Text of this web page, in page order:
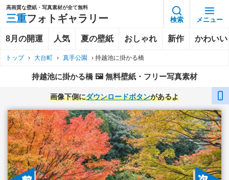
高画質な壁紙・写真素材が全て無料
三重フォトギャラリー 検索 メニュー
8月の開運 人気 夏の壁紙 おしゃれ 新作 かわいい
トップ › 大台町 › 真手公園 › 持越池に掛かる橋
持越池に掛かる橋 🖼️ 無料壁紙・フリー写真素材
画像下側にダウンロードボタンがあるよ